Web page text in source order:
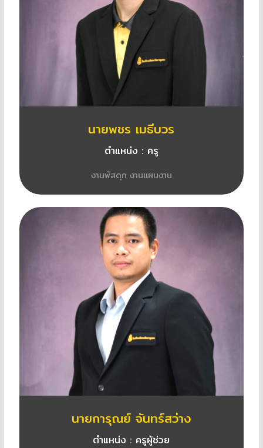
นายพชร เมธีบวร
ตำแหน่ง : ครู
งานพัสดุก งานแผนงาน
นายการุณย์ จันทร์สว่าง
ตำแหน่ง : ครูผู้ช่วย